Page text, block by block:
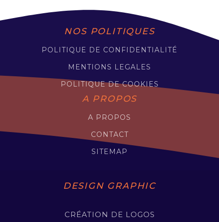
DESIGN GRAPHIC
CRÉATION DE LOGOS
NOS POLITIQUES
POLITIQUE DE CONFIDENTIALITÉ
MENTIONS LEGALES
POLITIQUE DE COOKIES
A PROPOS
A PROPOS
CONTACT
SITEMAP